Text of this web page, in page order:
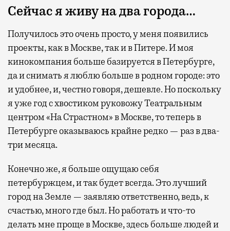
Сейчас я живу на два города…
Получилось это очень просто, у меня появились
проекты, как в Москве, так и в Питере. И моя
кинокомпания больше базируется в Петербурге,
да и снимать я люблю больше в родном городе: это
и удобнее, и, честно говоря, дешевле. Но поскольку
я уже год с хвостиком руковожу Театральным
центром «На Страстном» в Москве, то теперь в
Петербурге оказываюсь крайне редко — раз в два-
три месяца.
Конечно же, я больше ощущаю себя
петербуржцем, и так будет всегда. Это лучший
город на Земле — заявляю ответственно, ведь, к
счастью, много где был. Но работать и что-то
делать мне проще в Москве, здесь больше людей и